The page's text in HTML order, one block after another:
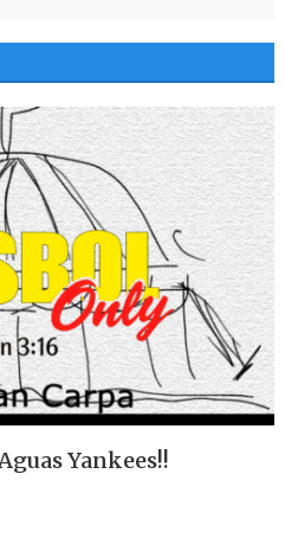
Yankees!!